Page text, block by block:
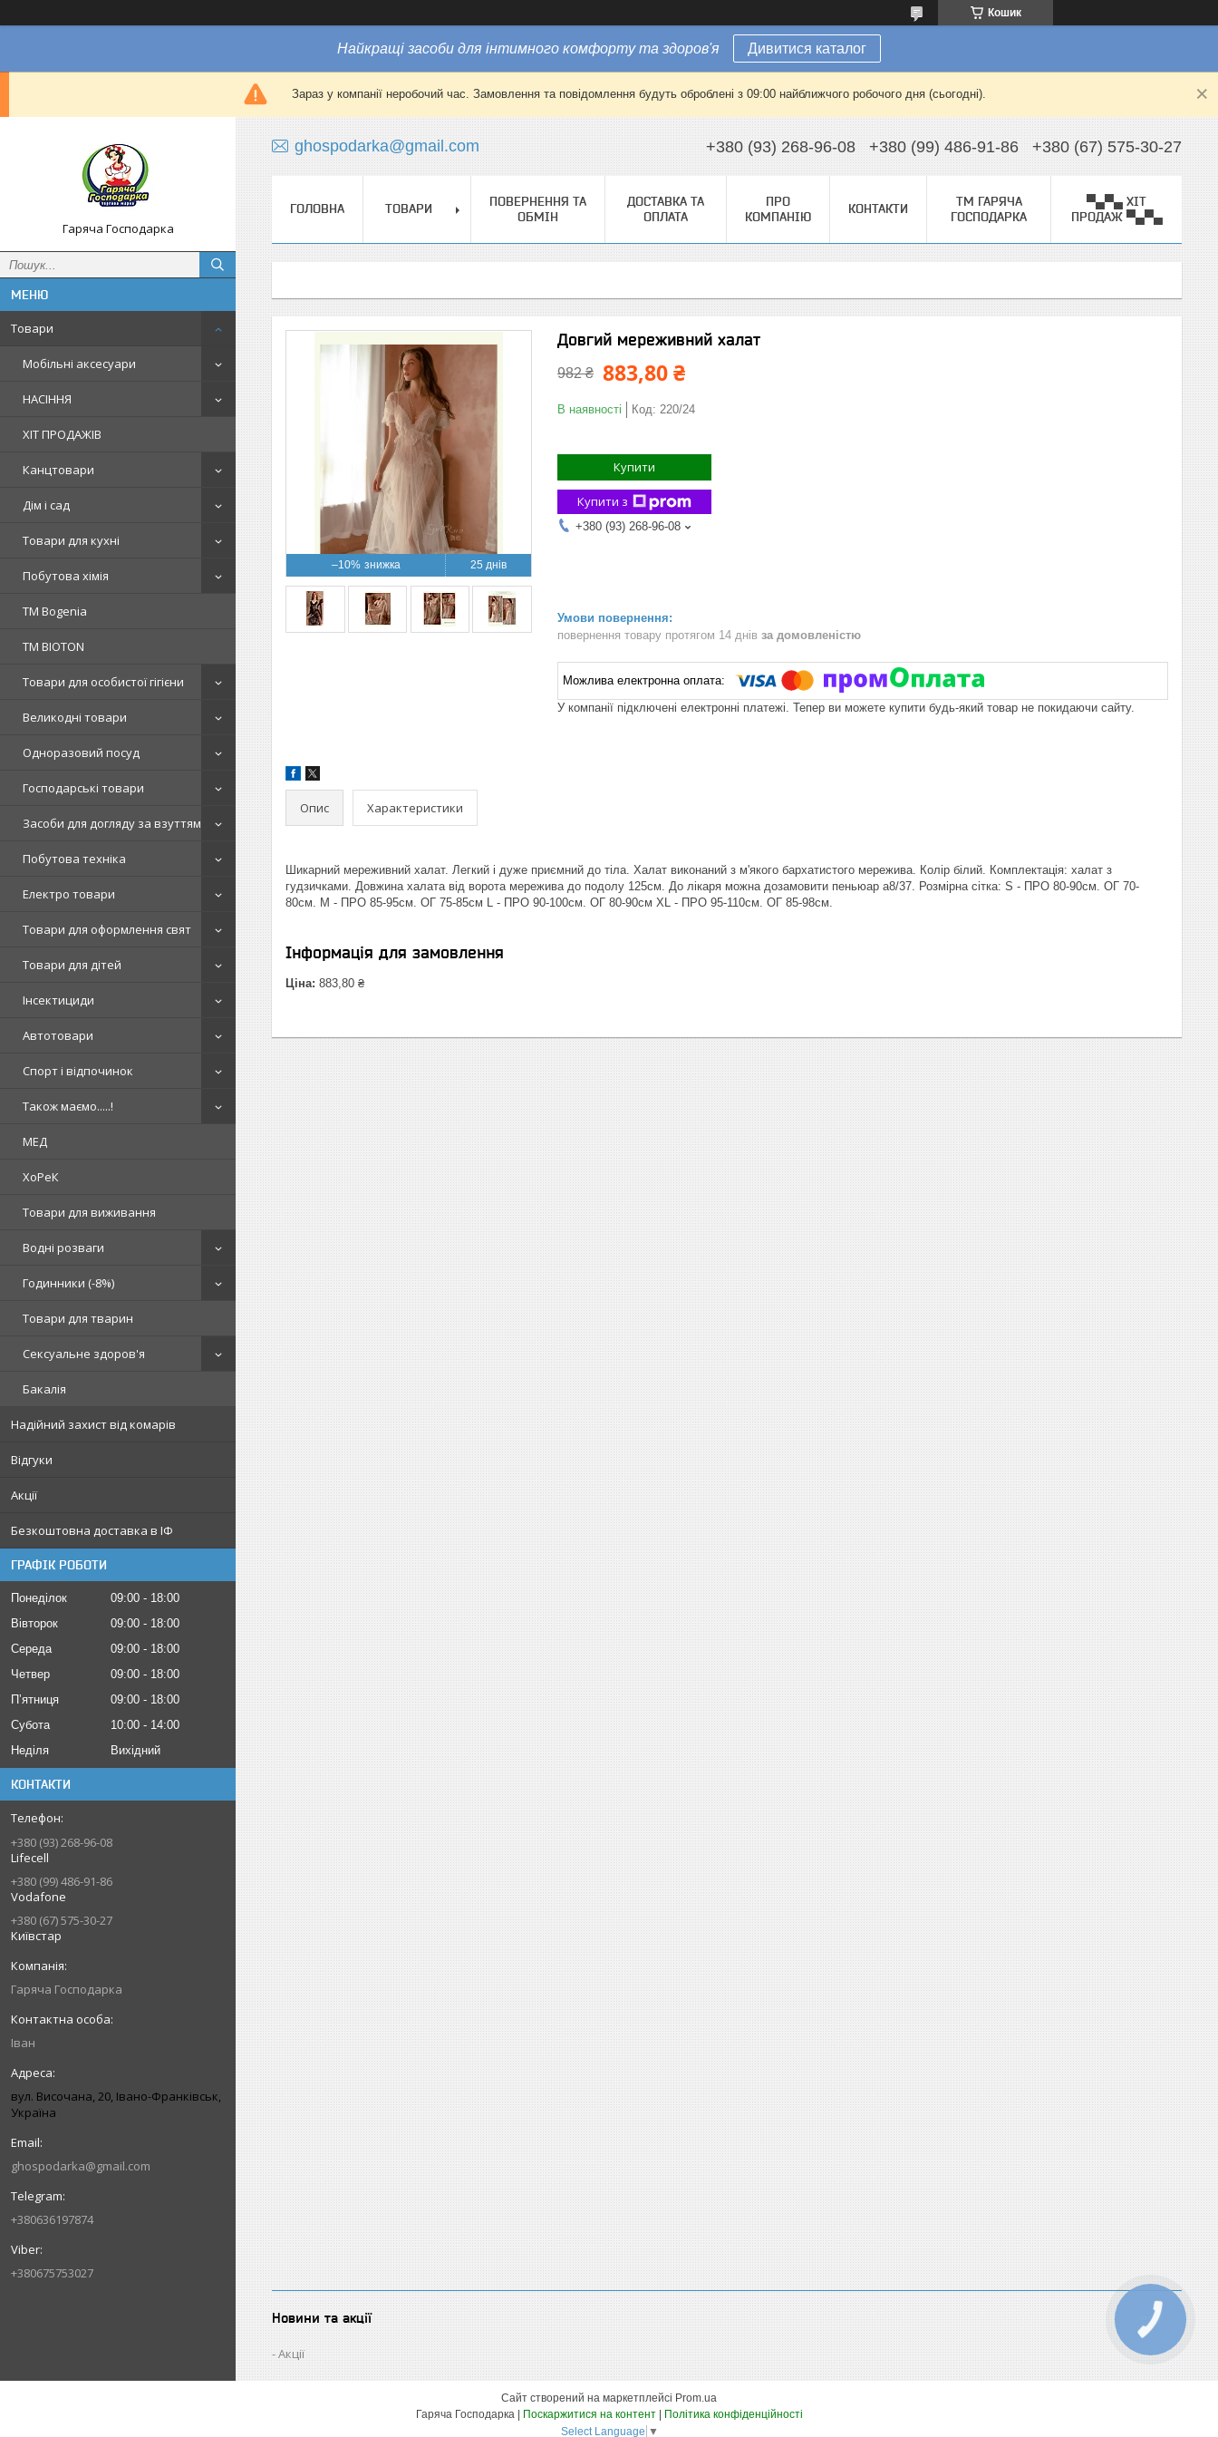
Кошик
Найкращі засоби для інтимного комфорту та здоров'я Дивитися каталог
Зараз у компанії неробочий час. Замовлення та повідомлення будуть оброблені з 09:00 найближчого робочого дня (сьогодні).
Гаряча Господарка
Товари
Мобільні аксесуари
НАСІННЯ
ХІТ ПРОДАЖІВ
Канцтовари
Дім і сад
Товари для кухні
Побутова хімія
ТМ Bogenia
ТМ BIOTON
Товари для особистої гігієни
Великодні товари
Одноразовий посуд
Господарські товари
Засоби для догляду за взуттям
Побутова техніка
Електро товари
Товари для оформлення свят
Товари для дітей
Інсектициди
Автотовари
Спорт і відпочинок
Також маємо.....!
МЕД
ХоРеК
Товари для виживання
Водні розваги
Годинники (-8%)
Товари для тварин
Сексуальне здоров'я
Бакалія
Надійний захист від комарів
Відгуки
Акції
Безкоштовна доставка в ІФ
ГРАФІК РОБОТИ
Понеділок 09:00
18:00
Вівторок
09:00
18:00
Середа
09:00
18:00
Четвер
09:00
18:00
Пʼятниця
09:00
18:00
Субота
10:00
14:00
Неділя
Вихідний
КОНТАКТИ
+380 (93) 268-96-08
Lifecell
+380 (99) 486-91-86
Vodafone
+380 (67) 575-30-27
Київстар
Гаряча Господарка
Іван
вул. Височана, 20, Івано-Франківськ,
Україна
ghospodarka@gmail.com
+380636197874
+380675753027
ghospodarka@gmail.com +380 (93) 268-96-08 +380 (99) 486-91-86 +380 (67) 575-30-27
ГОЛОВНА ТОВАРИ
ПОВЕРНЕННЯ ТА
ОБМІН
ДОСТАВКА ТА
ОПЛАТА
ПРО
КОМПАНІЮ
КОНТАКТИ
ТМ ГАРЯЧА
ГОСПОДАРКА
▀▄▀▄ ХІТ
ПРОДАЖ ▀▄▀▄
–10% 25 днів
Довгий мереживний халат
982 ₴ 883,80 ₴
В наявності Код: 220/24
Купити
Купити з
+380 (93) 268-96-08
повернення товару протягом 14 днів за домовленістю
У компанії підключені електронні платежі. Тепер ви можете купити будь-який товар не покидаючи сайту.
Опис Характеристики
Шикарний мереживний халат. Легкий і дуже приємний до тіла. Халат виконаний з м'якого бархатистого мережива. Колір білий. Комплектація: халат з
гудзичками. Довжина халата від ворота мережива до подолу 125см. До лікаря можна дозамовити пеньюар а8/37. Розмірна сітка: S - ПРО 80-90см. ОГ 70-
80см. M - ПРО 85-95см. ОГ 75-85см L - ПРО 90-100см. ОГ 80-90см XL - ПРО 95-110см. ОГ 85-98см.
Інформація для замовлення
Ціна: 883,80 ₴
Новини та акції
Акції
Сайт створений на маркетплейсі Prom.ua
Поскаржитися на контент
Політика конфіденційності
Select Language ▼